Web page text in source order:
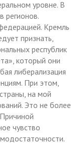
уровне. В
регионов.
Кремль
признать,
республик
который они
либерализация
При этом,
на мой
Это не более
чувство